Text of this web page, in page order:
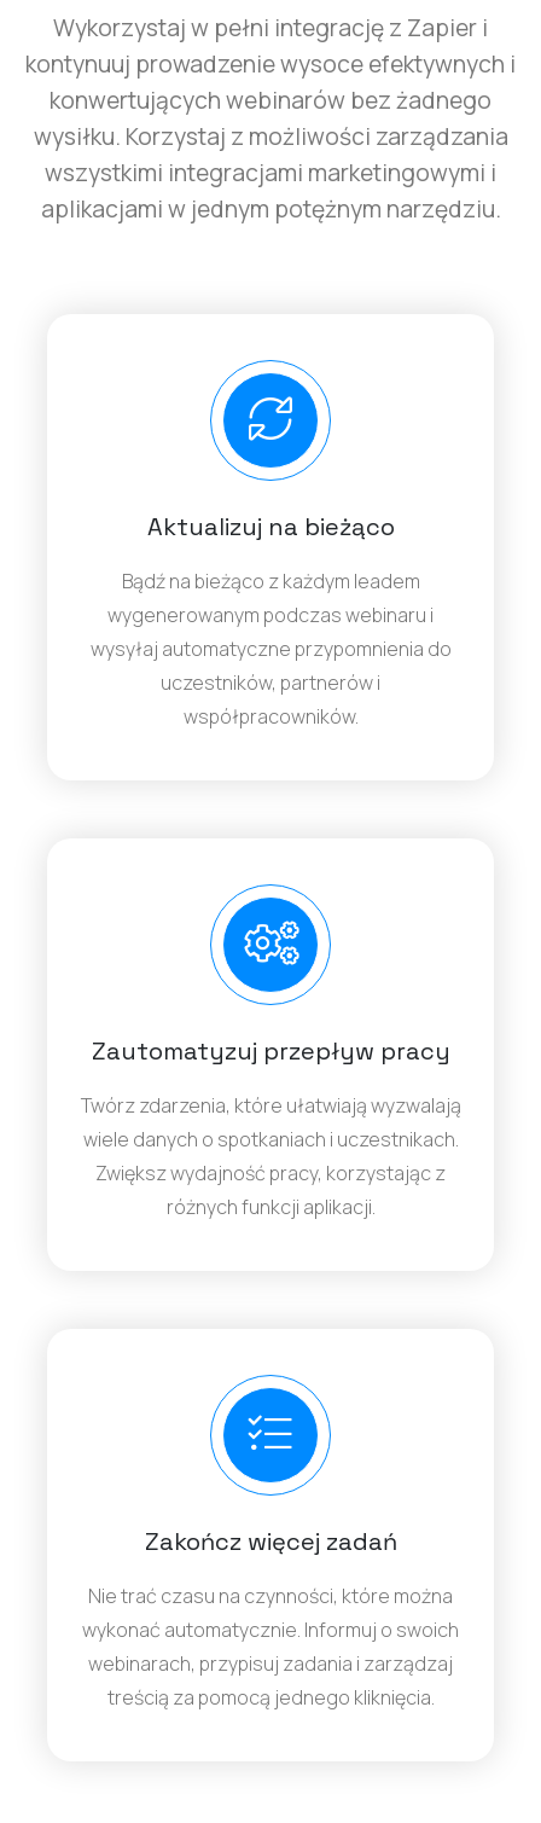
Wykorzystaj w pełni integrację z Zapier i
kontynuuj prowadzenie wysoce efektywnych i
konwertujących webinarów bez żadnego
wysiłku. Korzystaj z możliwości zarządzania
wszystkimi integracjami marketingowymi i
aplikacjami w jednym potężnym narzędziu.
Aktualizuj na bieżąco
Bądź na bieżąco z każdym leadem
wygenerowanym podczas webinaru i
wysyłaj automatyczne przypomnienia do
uczestników, partnerów i
współpracowników.
Zautomatyzuj przepływ pracy
Twórz zdarzenia, które ułatwiają wyzwalają
wiele danych o spotkaniach i uczestnikach.
Zwiększ wydajność pracy, korzystając z
różnych funkcji aplikacji.
Zakończ więcej zadań
Nie trać czasu na czynności, które można
wykonać automatycznie. Informuj o swoich
webinarach, przypisuj zadania i zarządzaj
treścią za pomocą jednego kliknięcia.